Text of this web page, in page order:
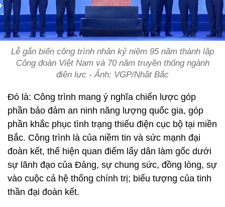
Lễ gắn biển công trình nhân kỷ niệm 95 năm thành lập
Công đoàn Việt Nam và 70 năm truyền thống ngành
điện lực - Ảnh: VGP/Nhật Bắc
Đó là: Công trình mang ý nghĩa chiến lược góp
phần bảo đảm an ninh năng lượng quốc gia, góp
phần khắc phục tình trạng thiếu điện cục bộ tại miền
Bắc. Công trình là của niềm tin và sức mạnh đại
đoàn kết, thể hiện quan điểm lấy dân làm gốc dưới
sự lãnh đạo của Đảng, sự chung sức, đồng lòng, sự
vào cuộc cả hệ thống chính trị; biểu tượng của tinh
thần đại đoàn kết.